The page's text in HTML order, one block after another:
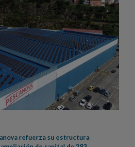
refuerza su estructura